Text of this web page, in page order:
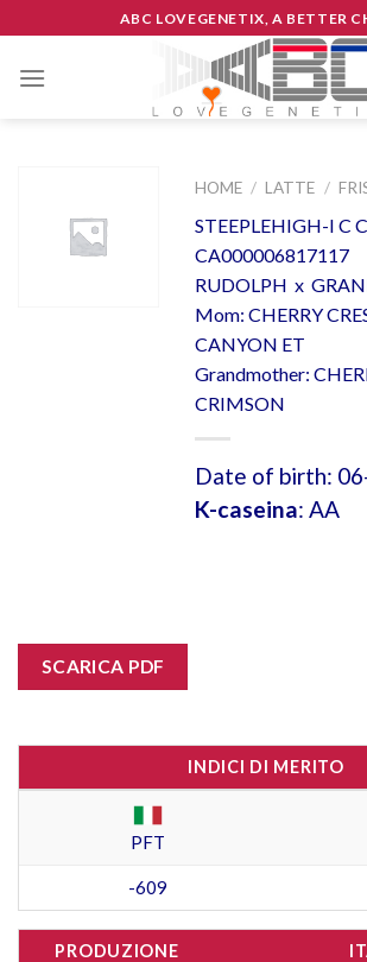
to
content
ABC LOVEGENETIX, A BETTER
HOME / LATTE /
STEEPLEHIGH-I C
CA000006817117
RUDOLPH x
Mom: CHERRY
CANYON ET
Grandmother:
CRIMSON
Date of birth:
K-caseina: AA
SCARICA PDF
INDICI DI MERITO
PFT
-609
PRODUZIONE